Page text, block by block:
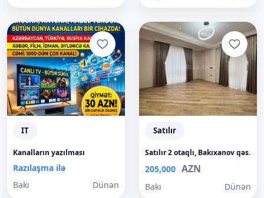
IT
Kanalların yazılması
Razılaşma ilə
Bakı
Dünən
Satılır
Satılır 2 otaqlı, Bakıxanov qəs.
205,000 AZN
Bakı Dünən